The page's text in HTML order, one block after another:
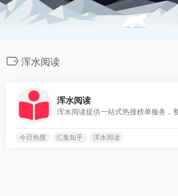
浑水阅读
浑水阅读
今日热搜 汇集知乎 浑水阅读